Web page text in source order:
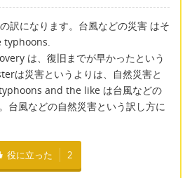
訳になります。台風などの災害 はそ
typhoons.
は、復旧までが早かったという
は災害というよりは、自然災害と
and the like は台風などの
台風などの自然災害という訳し方に
役に立った 2